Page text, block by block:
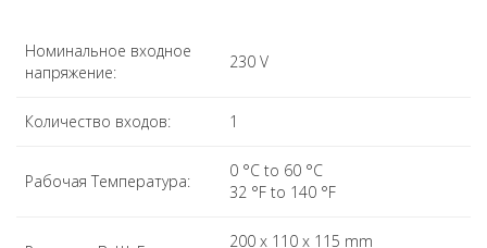
Номинальное входное
напряжение:
230 V
Количество входов: 1
Рабочая Температура:
0 °C to 60 °C
32 °F to 140 °F
200 x 110 x 115 mm